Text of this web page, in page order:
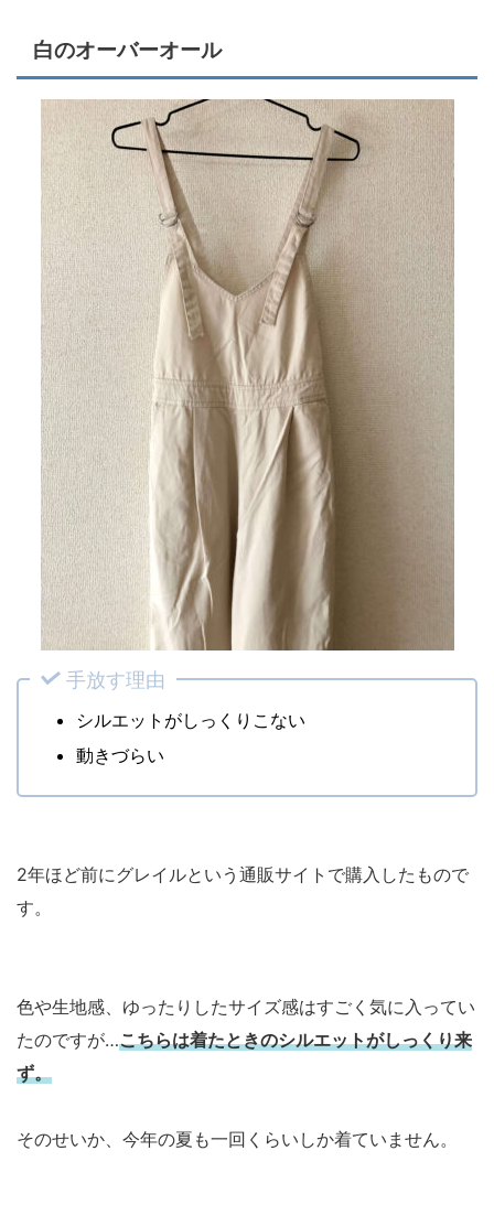
白のオーバーオール
手放す理由
シルエットがしっくりこない
動きづらい
2年ほど前にグレイルという通販サイトで購入したもので
す。
色や生地感、ゆったりしたサイズ感はすごく気に入ってい
たのですが…こちらは着たときのシルエットがしっくり来
ず。
そのせいか、今年の夏も一回くらいしか着ていません。